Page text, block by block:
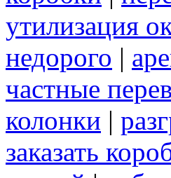
утилизация
недорого |
частные
колонки |
заказать